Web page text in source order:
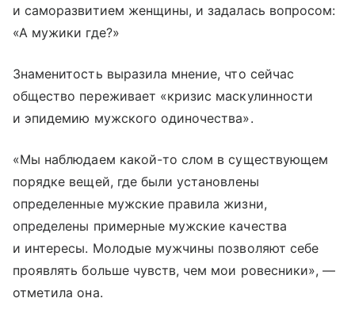
и саморазвитием женщины, и задалась вопросом:
«А мужики где?»
Знаменитость выразила мнение, что сейчас
общество переживает «кризис маскулинности
и эпидемию мужского одиночества».
«Мы наблюдаем какой-то слом в существующем
порядке вещей, где были установлены
определенные мужские правила жизни,
определены примерные мужские качества
и интересы. Молодые мужчины позволяют себе
проявлять больше чувств, чем мои ровесники», —
отметила она.